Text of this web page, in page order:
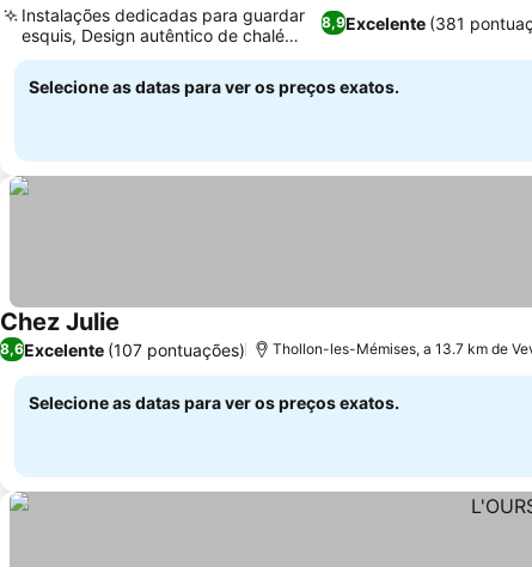
8,9Excelente (381
Instalações dedicadas para guardar
esquis, Design autêntico de chalé
alpino
Selecione as datas para ver os preços exatos.
Chez Julie
8,6Excelente (107 pontuações) Thollon-les-Mémises, a 13.7 km de
Selecione as datas para ver os preços exatos.